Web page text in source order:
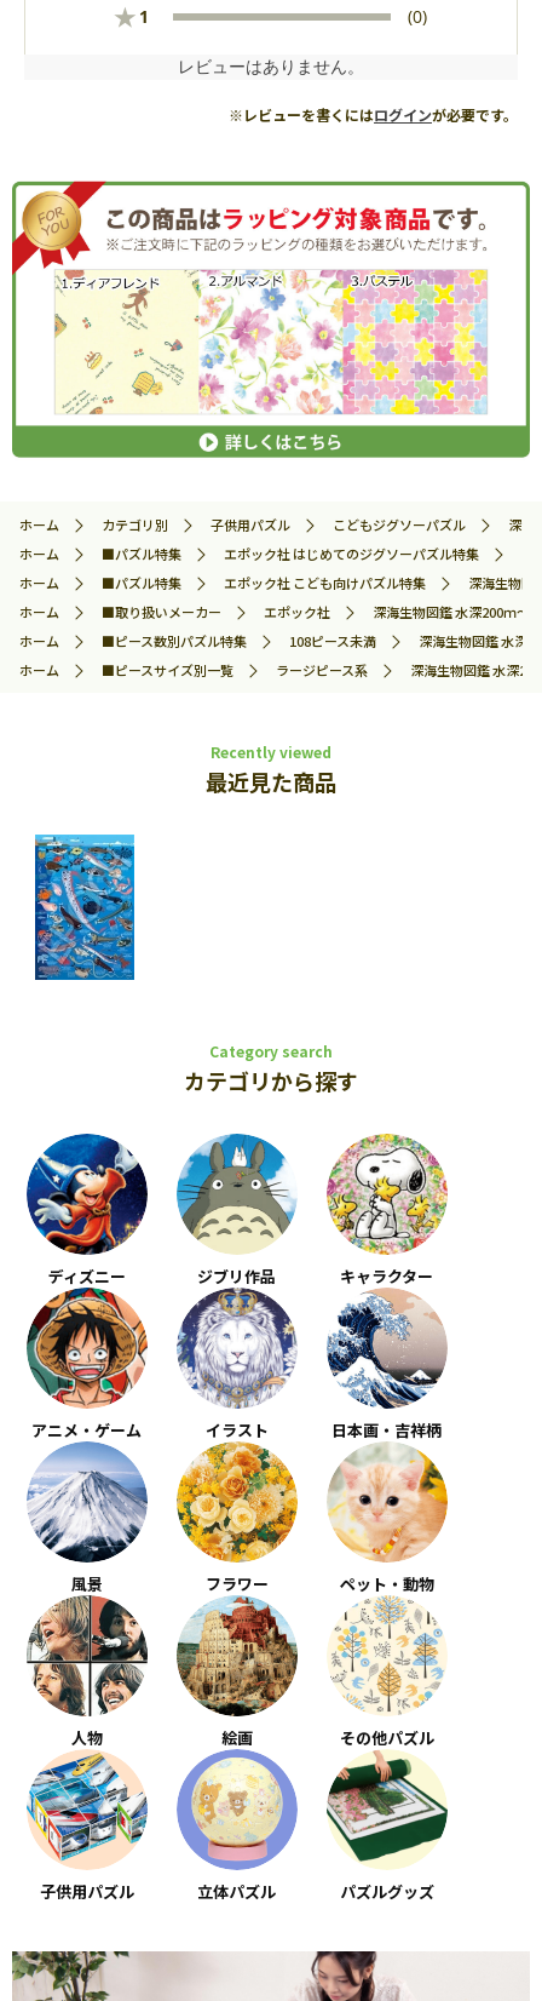
★ 1 (0)
レビューはありません。
※レビューを書くにはログインが必要です。
ホーム カテゴリ別 子供用パズル こどもジグソーパズル
深海
ホーム
■パズル特集 エポック社 はじめてのジグソーパズル特集
ホーム
■パズル特集 エポック社 こども向けパズル特集
深海生物
ホーム
■取り扱いメーカー エポック社
深海生物図鑑 水深200ｍ
ホーム
■ピース数別パズル特集 108ピース未満
深海生物図鑑 水
ホーム
■ピースサイズ別一覧 ラージピース系 深海生物図鑑 水深
Recently viewed
最近見た商品
Category search
カテゴリから探す
ディズニー ジブリ作品 キャラクター
アニメ・ゲーム イラスト 日本画・吉祥柄
風景 フラワー ペット・動物
人物 絵画 その他パズル
子供用パズル 立体パズル パズルグッズ